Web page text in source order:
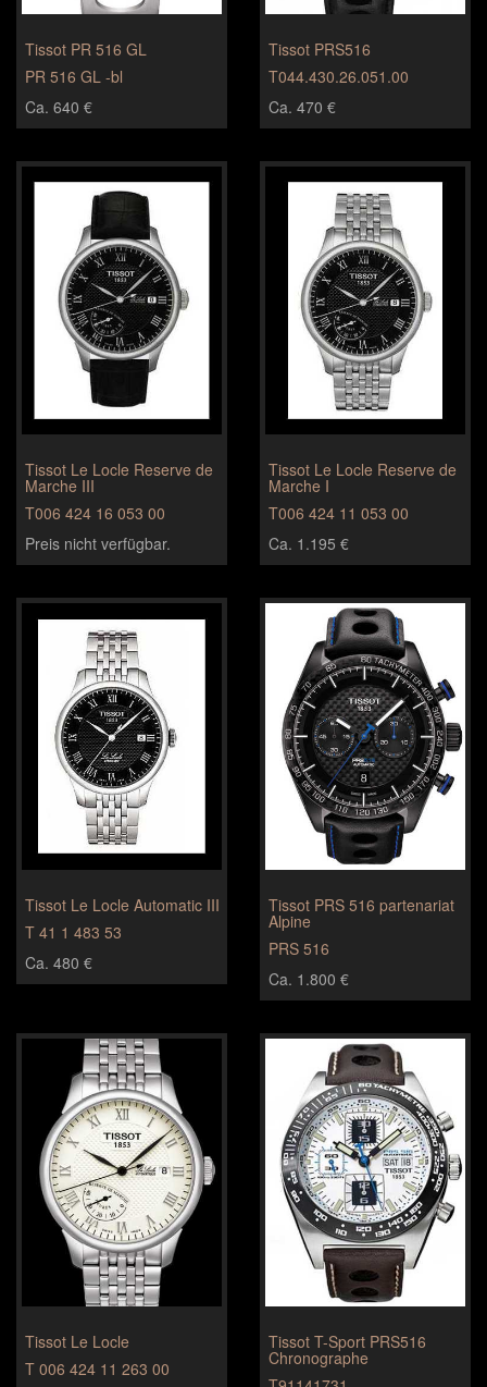
Tissot PR 516 GL
PR 516 GL -bl
Ca. 640 €
Tissot PRS516
T044.430.26.051.00
Ca. 470 €
Tissot Le Locle Reserve de
Marche III
T006 424 16 053 00
Preis nicht verfügbar.
Tissot Le Locle Reserve de
Marche I
T006 424 11 053 00
Ca. 1.195 €
Tissot Le Locle Automatic III
T 41 1 483 53
Ca. 480 €
Tissot PRS 516 partenariat
Alpine
PRS 516
Ca. 1.800 €
Tissot Le Locle
T 006 424 11 263 00
Tissot T-Sport PRS516
Chronographe